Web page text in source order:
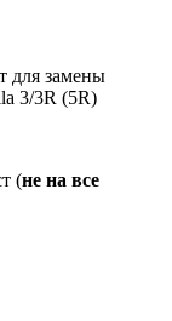
для замены
3/3R (5R)
(не на все